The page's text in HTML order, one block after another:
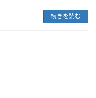
続きを読む